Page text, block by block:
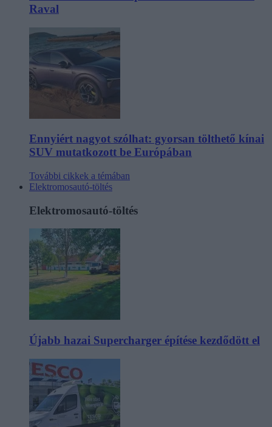
Raval
Ennyiért nagyot szólhat: gyorsan tölthető kínai
SUV mutatkozott be Európában
További cikkek a témában
Elektromosautó-töltés
Elektromosautó-töltés
Újabb hazai Supercharger építése kezdődött el